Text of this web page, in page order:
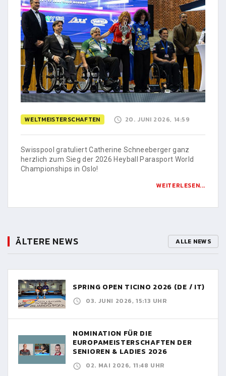
WELTMEISTERSCHAFTEN 20. JUNI 2026, 14:59
Swisspool gratuliert Catherine Schneeberger ganz
herzlich zum Sieg der 2026 Heyball Parasport World
Championships in Oslo!
WEITERLESEN...
ÄLTERE NEWS ALLE NEWS
SPRING OPEN TICINO 2026 (DE / IT)
03. JUNI 2026, 15:13 UHR
NOMINATION FÜR DIE
EUROPAMEISTERSCHAFTEN DER
SENIOREN & LADIES 2026
02. MAI 2026, 11:48 UHR